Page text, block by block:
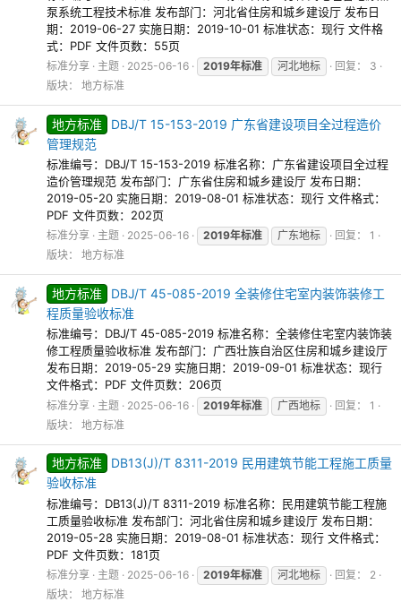
泵系统工程技术标准 发布部门：河北省住房和城乡建设厅 发布日
期：2019-06-27 实施日期：2019-10-01 标准状态：现行 文件格
式：PDF 文件页数：55页
标准分享 主题 2025-06-16 2019年标准 河北地标
回复： 3
版块： 地方标准
地方标准
DBJ/T 15-153-2019 广东省建设项目全过程造价
管理规范
标准编号：DBJ/T 15-153-2019 标准名称：广东省建设项目全过程
造价管理规范 发布部门：广东省住房和城乡建设厅 发布日期：
2019-05-20 实施日期：2019-08-01 标准状态：现行 文件格式：
PDF 文件页数：202页
标准分享 主题 2025-06-16 2019年标准 广东地标
回复： 1
版块： 地方标准
地方标准
DBJ/T 45-085-2019 全装修住宅室内装饰装修工
程质量验收标准
标准编号：DBJ/T 45-085-2019 标准名称：全装修住宅室内装饰装
修工程质量验收标准 发布部门：广西壮族自治区住房和城乡建设厅
发布日期：2019-05-29 实施日期：2019-09-01 标准状态：现行
文件格式：PDF 文件页数：206页
标准分享 主题 2025-06-16 2019年标准 广西地标
回复： 1
版块： 地方标准
地方标准
DB13(J)/T 8311-2019 民用建筑节能工程施工质量
验收标准
标准编号：DB13(J)/T 8311-2019 标准名称：民用建筑节能工程施
工质量验收标准 发布部门：河北省住房和城乡建设厅 发布日期：
2019-05-28 实施日期：2019-08-01 标准状态：现行 文件格式：
PDF 文件页数：181页
标准分享 主题 2025-06-16 2019年标准 河北地标
回复： 2
版块： 地方标准